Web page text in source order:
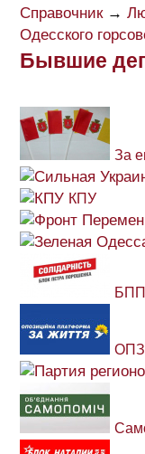
Справочник→
Одесского
Бывшие
За
КПУ